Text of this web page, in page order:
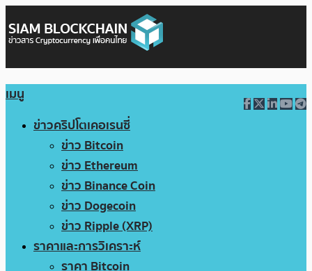
เมนู
ข่าวคริปโตเคอเรนซี่
ข่าว Bitcoin
ข่าว Ethereum
ข่าว Binance Coin
ข่าว Dogecoin
ข่าว Ripple (XRP)
ราคาและการวิเคราะห์
ราคา Bitcoin